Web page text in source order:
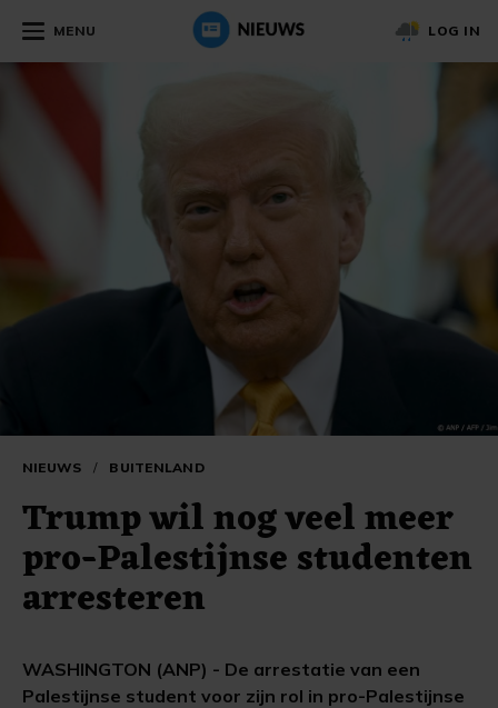
MENU LOG IN
NIEUWS / BUITENLAND
Trump wil nog veel meer
pro-Palestijnse studenten
arresteren
WASHINGTON (ANP) - De arrestatie van een
Palestijnse student voor zijn rol in pro-Palestijnse